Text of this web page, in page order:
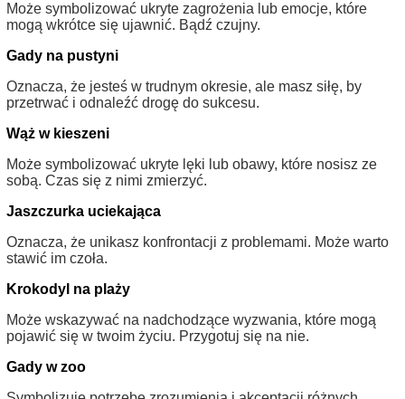
Może symbolizować ukryte zagrożenia lub emocje, które
mogą wkrótce się ujawnić. Bądź czujny.
Gady na pustyni
Oznacza, że jesteś w trudnym okresie, ale masz siłę, by
przetrwać i odnaleźć drogę do sukcesu.
Wąż w kieszeni
Może symbolizować ukryte lęki lub obawy, które nosisz ze
sobą. Czas się z nimi zmierzyć.
Jaszczurka uciekająca
Oznacza, że unikasz konfrontacji z problemami. Może warto
stawić im czoła.
Krokodyl na plaży
Może wskazywać na nadchodzące wyzwania, które mogą
pojawić się w twoim życiu. Przygotuj się na nie.
Gady w zoo